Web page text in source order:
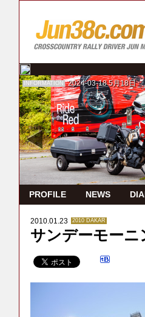
INFORMATION 2024-03-18 5月18日
PROFILE NEWS
2010.01.23 2010 DAKAR
サンデーモー